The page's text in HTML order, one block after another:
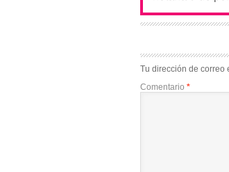
Tu dirección de correo
Comentario*